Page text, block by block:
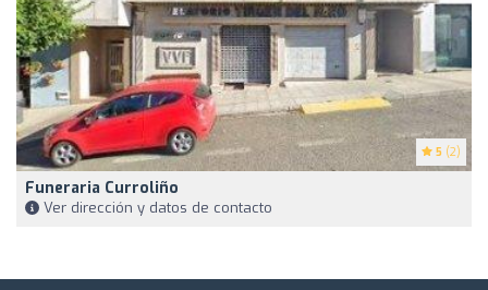
5 (2)
Funeraria Curroliño
Ver dirección y datos de contacto